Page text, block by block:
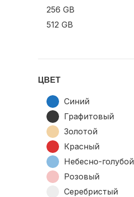
256 GB
512 GB
ЦВЕТ
Cиний
Графитовый
Золотой
Красный
Небесно-голубой
Розовый
Серебристый